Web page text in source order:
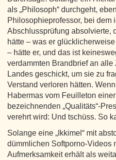
als „Philosoph“ durchgeht,
Philosophieprofessor, bei dem
Abschlussprüfung absolvierte,
hätte – was er
– hätte er, und das ist
verdammten Brandbrief an
Landes geschickt, um sie zu
Verstand verloren hätten.
Habermas vom Feuilleton
bezeichnenden „Qualitäts“-
verehrt wird: Und tschüss. So
Solange eine „Ikkimel“ mit
dümmlichen Softporno-Videos
Aufmerksamkeit erhält als